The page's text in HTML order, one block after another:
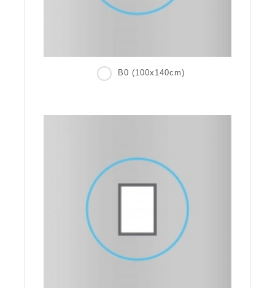
B0 (100x140cm)